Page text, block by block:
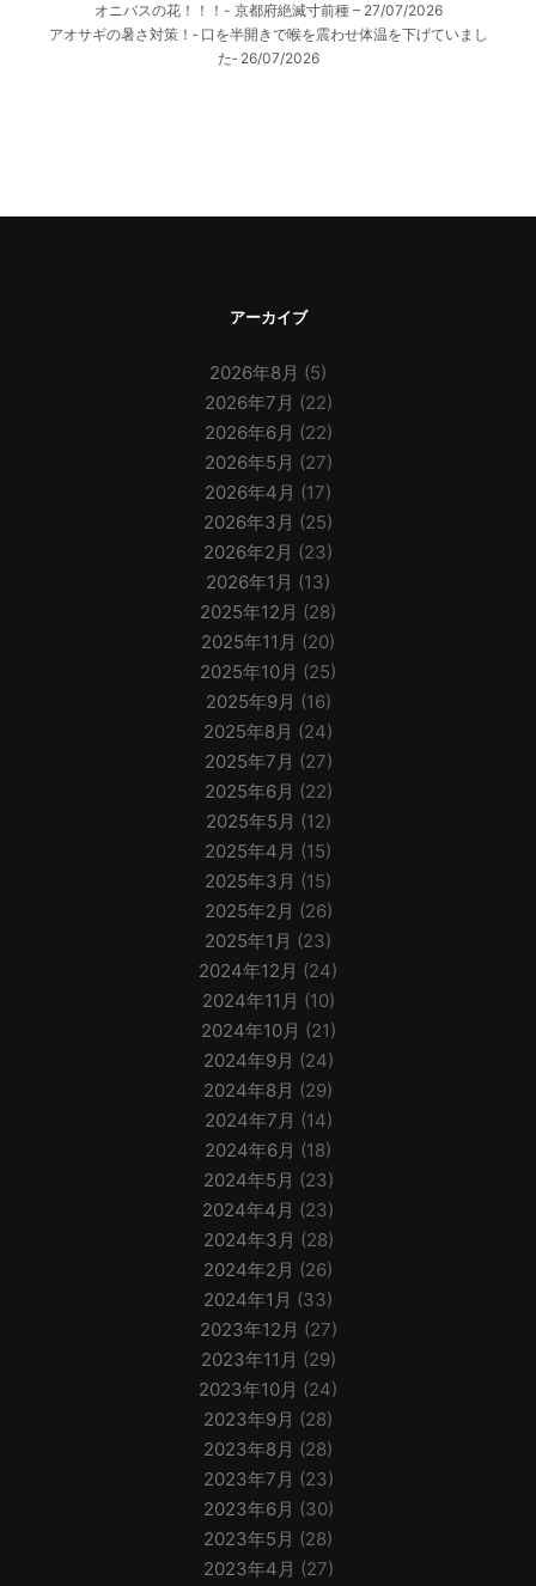
オニバスの花！！！- 京都府絶滅寸前種 – 27/07/2026
アオサギの暑さ対策！‐ 口を半開きで喉を震わせ体温を下げていまし
た‐ 26/07/2026
アーカイブ
2026年8月 (5)
2026年7月 (22)
2026年6月 (22)
2026年5月 (27)
2026年4月 (17)
2026年3月 (25)
2026年2月 (23)
2026年1月 (13)
2025年12月 (28)
2025年11月 (20)
2025年10月 (25)
2025年9月 (16)
2025年8月 (24)
2025年7月 (27)
2025年6月 (22)
2025年5月 (12)
2025年4月 (15)
2025年3月 (15)
2025年2月 (26)
2025年1月 (23)
2024年12月 (24)
2024年11月 (10)
2024年10月 (21)
2024年9月 (24)
2024年8月 (29)
2024年7月 (14)
2024年6月 (18)
2024年5月 (23)
2024年4月 (23)
2024年3月 (28)
2024年2月 (26)
2024年1月 (33)
2023年12月 (27)
2023年11月 (29)
2023年10月 (24)
2023年9月 (28)
2023年8月 (28)
2023年7月 (23)
2023年6月 (30)
2023年5月 (28)
2023年4月 (27)